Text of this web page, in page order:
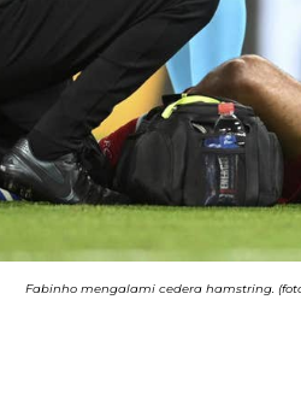
Fabinho mengalami cedera hamstring.